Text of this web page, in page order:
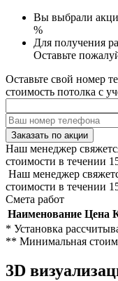
Вы выбрали
%
Для получения
Оставьте
Оставьте свой номер
стоимость потолка с
Заказать по акции
Наш менеджер
стоимости в течении
Наш менеджер
стоимости в течении
Смета работ
Наименование Цена
* Установка
** Минимальная
3D